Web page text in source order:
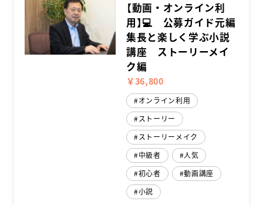
【動画・オンライン利
用】💻 公募ガイド元編
集長と楽しく学ぶ小説
講座 ストーリーメイ
ク編
￥36,800
オンライン利用
ストーリー
ストーリーメイク
中級者
人気
初心者
動画講座
小説